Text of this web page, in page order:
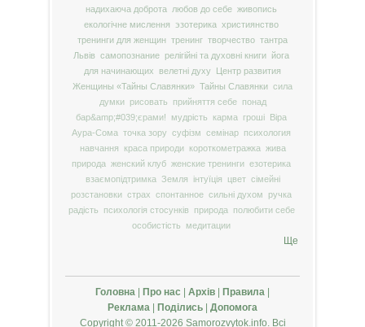
надихаюча доброта
любов до себе живопись
екологічне мислення
эзотерика християнство
тренинги для женщин тренинг творчество тантра
Львів самопознание релігійні та духовні книги йога
для начинающих
велетні духу
Центр развития
Женщины «Тайны Славянки» Тайны Славянки сила
думки
рисовать прийняття себе
понад
бар&amp;#039;єрами!
мудрість карма гроші
Віра
Аура-Сома точка зору суфізм семінар психология
навчання
краса природи короткометражка жива
природа женский клуб женские тренинги езотерика
взаємопідтримка Земля інтуїція цвет сімейні
розстановки страх спонтанное сильні духом
ручка
радість
психологія стосунків природа
полюбити себе
особистість
медитации
Ще
Головна Про нас Архів Правила
Реклама
Поділись
Допомога
Copyright © 2011-2026 Samorozvytok.info. Всі